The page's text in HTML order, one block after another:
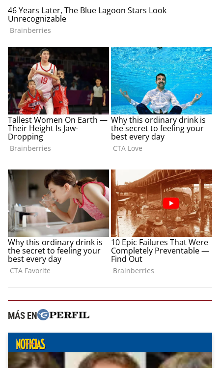
MÁS EN